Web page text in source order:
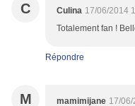
C Culina 17/06/2014
Totalement fan !
Répondre
M mamimijane 17/06/